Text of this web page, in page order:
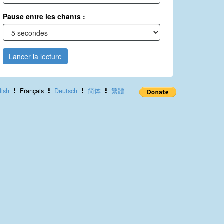
Pause entre les chants :
Lancer la lecture
Français Deutsch 简体 繁體